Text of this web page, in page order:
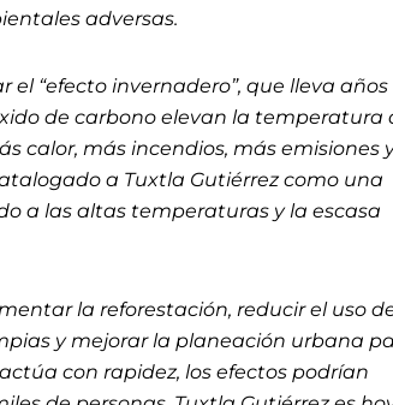
adversas.
“efecto invernadero”, que lleva años
de carbono elevan la temperatura
calor, más incendios, más emisiones
a Tuxtla Gutiérrez como una
a las altas temperaturas y la escasa
la reforestación, reducir el uso
y mejorar la planeación urbana
con rapidez, los efectos podrían